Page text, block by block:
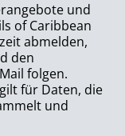
und
of Caribbean
abmelden,
den
folgen.
für Daten, die
und